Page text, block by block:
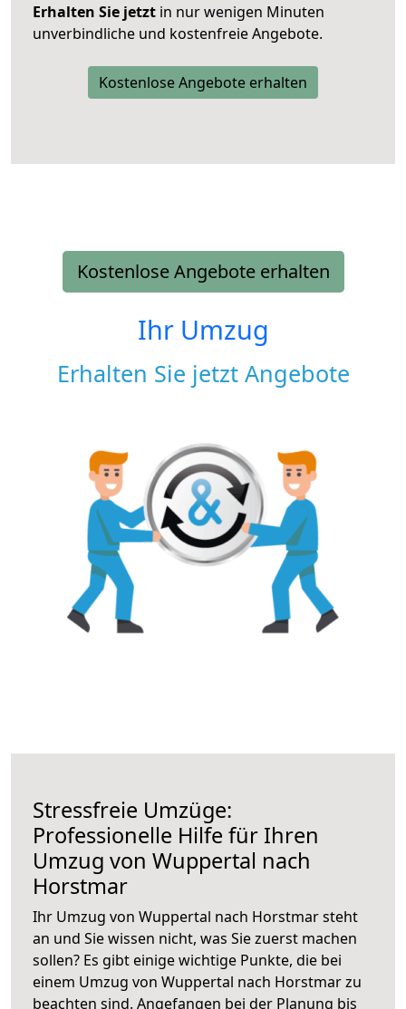
Erhalten Sie jetzt in nur wenigen Minuten
unverbindliche und kostenfreie Angebote.
Kostenlose Angebote erhalten
Kostenlose Angebote erhalten
Ihr Umzug
Erhalten Sie jetzt Angebote
Stressfreie Umzüge:
Professionelle Hilfe für Ihren
Umzug von Wuppertal nach
Horstmar
Ihr Umzug von Wuppertal nach Horstmar steht
an und Sie wissen nicht, was Sie zuerst machen
sollen? Es gibt einige wichtige Punkte, die bei
einem Umzug von Wuppertal nach Horstmar zu
beachten sind. Angefangen bei der Planung bis